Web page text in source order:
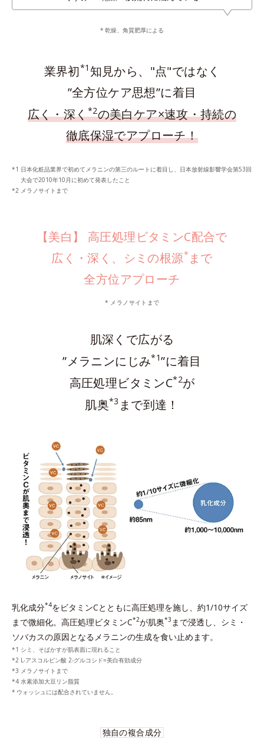
乾燥、角質肥厚による
業界初*1 知見から、"点"ではなく
”全方位ケア思想”に着目
広く・深く*2の美白ケア×速攻・持続の
徹底保湿でアプローチ！
日本化粧品業界で初めてメラニンの第三のルートに着目し、日本放射線影響学会第53回
大会で2010年10月に初めて発表したこと
メラノサイトまで
【美白】 高圧処理ビタミンC配合で
広く・深く、シミの根源* まで
全方位アプローチ
* メラノサイトまで
肌深くで広がる
”メラニンにじみ*1”に着目
高圧処理ビタミンC*2が
肌奥*3 まで到達！
乳化成分*4をビタミンCとともに高圧処理を施し、約1/10サイズ
まで微細化。高圧処理ビタミンC*2が肌奥*3 まで浸透し、シミ・
ソバカスの原因となるメラニンの生成を食い止めます。
シミ、そばかすが肌表面に現れること
L-アスコルビン酸 2-グルコシド=美白有効成分
メラノサイトまで
水素添加大豆リン脂質
ウォッシュには配合されていません。
独自の複合成分